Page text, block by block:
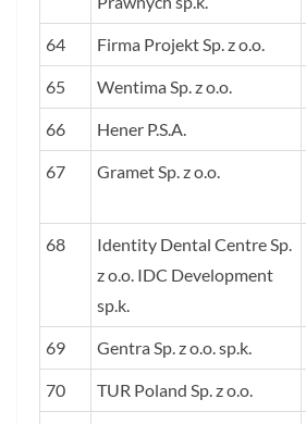
64 Firma Projekt Sp. z o.o.
65 Wentima Sp. z o.o.
66 Hener P.S.A.
67 Gramet Sp. z o.o.
68
Identity Dental Centre Sp.
z o.o. IDC Development
sp.k.
69 Gentra Sp. z o.o. sp.k.
70 TUR Poland Sp. z o.o.